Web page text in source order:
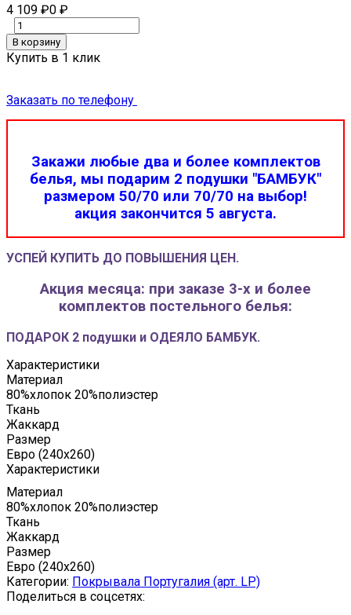
4 109 ₽0 ₽
В корзину
Купить в 1 клик
Заказать по телефону
Закажи любые два и более комплектов
белья, мы подарим 2 подушки "БАМБУК"
размером 50/70 или 70/70 на выбор!
акция закончится 5 августа.
УСПЕЙ КУПИТЬ ДО ПОВЫШЕНИЯ ЦЕН.
Акция месяца: при заказе 3-х и более
комплектов постельного белья:
ПОДАРОК 2 подушки и ОДЕЯЛО БАМБУК.
Характеристики
Материал
80%хлопок 20%полиэстер
Ткань
Жаккард
Размер
Евро (240х260)
Характеристики
Материал
80%хлопок 20%полиэстер
Ткань
Жаккард
Размер
Евро (240х260)
Категории: Покрывала Португалия (арт. LP)
Поделиться в соцсетях: